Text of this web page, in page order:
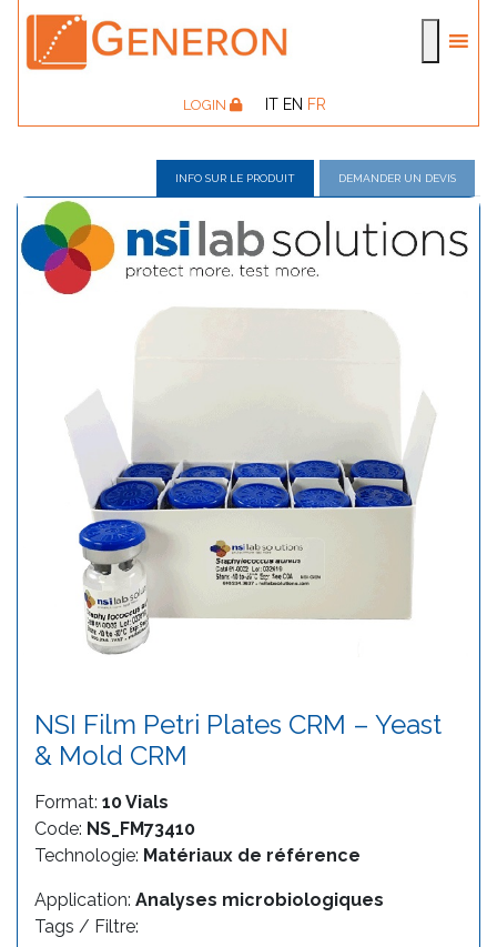
LOGIN IT EN FR
INFO SUR LE PRODUIT DEMANDER UN DEVIS
NSI Film Petri Plates CRM – Yeast
& Mold CRM
Format: 10 Vials
Code: NS_FM73410
Technologie: Matériaux de référence
Application: Analyses microbiologiques
Tags / Filtre: